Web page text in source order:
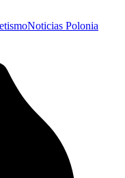
Noticias Polonia